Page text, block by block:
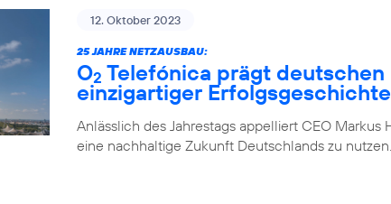
12. Oktober 2023
25 JAHRE NETZAUSBAU:
O2 Telefónica prägt
einzigartiger Erfolgsgeschichte
Anlässlich des Jahrestags appelliert CEO
eine nachhaltige Zukunft Deutschlands zu nutzen.